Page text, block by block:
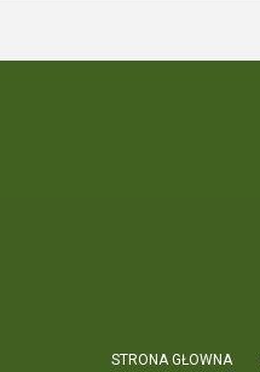
STRONA GŁOWNA